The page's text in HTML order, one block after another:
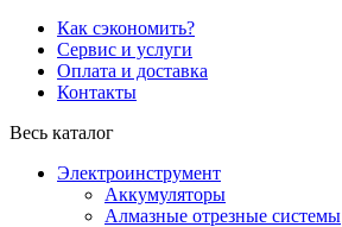
Как сэкономить?
Сервис и услуги
Оплата и доставка
Контакты
Весь каталог
Электроинструмент
Аккумуляторы
Алмазные отрезные системы